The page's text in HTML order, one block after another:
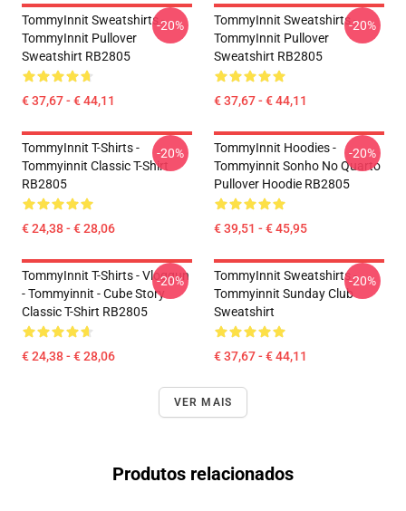
TommyInnit Sweatshirts -
TommyInnit Pullover
Sweatshirt RB2805
€ 37,67 - € 44,11
-20%
TommyInnit Sweatshirts -
TommyInnit Pullover
Sweatshirt RB2805
€ 37,67 - € 44,11
-20%
TommyInnit T-Shirts -
Tommyinnit Classic T-Shirt
RB2805
€ 24,38 - € 28,06
-20%
TommyInnit Hoodies -
Tommyinnit Sonho No Quarto
Pullover Hoodie RB2805
€ 39,51 - € 45,95
-20%
TommyInnit T-Shirts - Vloggun
- Tommyinnit - Cube Story
Classic T-Shirt RB2805
€ 24,38 - € 28,06
-20%
TommyInnit Sweatshirts -
Tommyinnit Sunday Club
Sweatshirt
€ 37,67 - € 44,11
-20%
VER MAIS
Produtos relacionados